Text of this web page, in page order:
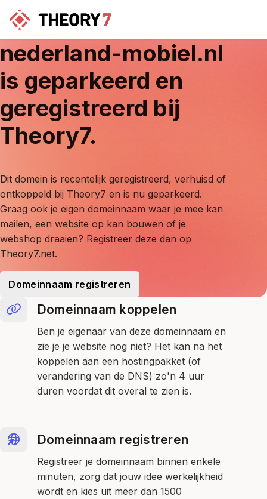
nederland-mobiel.nl
is geparkeerd en
geregistreerd bij
Theory7.
Dit domein is recentelijk geregistreerd, verhuisd of
ontkoppeld bij Theory7 en is nu geparkeerd.
Graag ook je eigen domeinnaam waar je mee kan
mailen, een website op kan bouwen of je
webshop draaien? Registreer deze dan op
Theory7.net.
Domeinnaam registreren
Domeinnaam koppelen
Ben je eigenaar van deze domeinnaam en
zie je je website nog niet? Het kan na het
koppelen aan een hostingpakket (of
verandering van de DNS) zo'n 4 uur
duren voordat dit overal te zien is.
Domeinnaam registreren
Registreer je domeinnaam binnen enkele
minuten, zorg dat jouw idee werkelijkheid
wordt en kies uit meer dan 1500